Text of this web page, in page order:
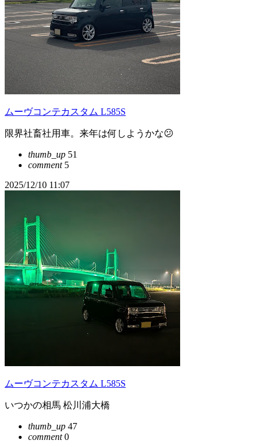
ムーヴコンテカスタム L585S
限界社畜社用車。来年は何しようかな😕
thumb_up 51
comment5
2025/12/10 11:07
ムーヴコンテカスタム L585S
いつかの相馬 松川浦大橋
thumb_up 47
comment0